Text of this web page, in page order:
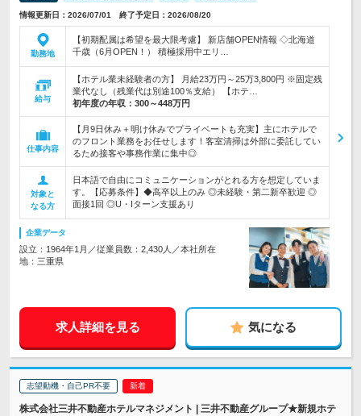
情報更新日：2026/07/01 終了予定日：2026/08/20
勤務地
【初期配属は希望を最大限考慮】 新店舗OPEN情報 ◇北海道
千歳（6月OPEN！） 積極採用中エリ…
給与
【ホテル業未経験者の方】 月給23万円～25万3,800円 ※固定残
業代なし（残業代は別途100％支給） 【ホテ…
初年度の年収： 300～448万円
仕事内容
【月9日休み＋明け休みでプライベートも充実】主にホテルで
のフロント業務をお任せします！客室清掃は外部に委託してい
るため接客や事務作業に集中◎
対象と
なる方
日本語で自由にコミュニケーションがとれる方を想定していま
す。【応募条件】◆高卒以上のみ ◎未経験・第二新卒歓迎 ◎
面接1回 ◎U・Iターン支援あり
企業データ
設立：1964年1月／従業員数：2,430人／本社所在
地：三重県
求人詳細を見る 気になる
志望動機・自己PR不要
株式会社三井不動産ホテルマネジメント | 三井不動産グループ★新規ホテ